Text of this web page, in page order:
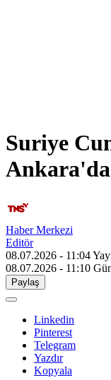
Suriye
Ankara'da
Haber Merkezi
Editör
08.07.2026 - 11:04
08.07.2026 - 11:10
Paylaş
Linkedin
Pinterest
Telegram
Yazdır
Kopyala